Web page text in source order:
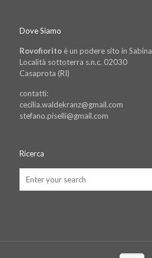
Dove Siamo
Rovofiorito è un podere sito in Sabina
Località sottoterra s.n.c. 02030
Casaprota (RI)
contatti:
cecilia.waldekranz@gmail.com
stefano.piselli@gmail.com
Ricerca